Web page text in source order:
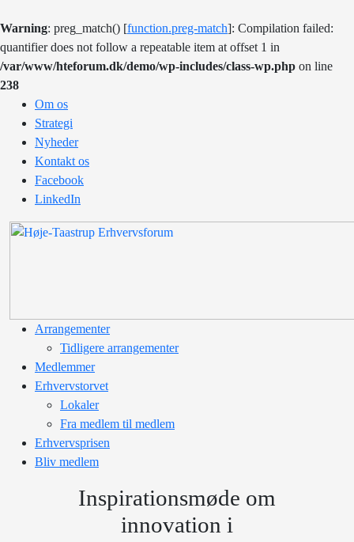
Warning: preg_match() [function.preg-match]: Compilation failed:
quantifier does not follow a repeatable item at offset 1 in
/var/www/hteforum.dk/demo/wp-includes/class-wp.php on line
238
Om os
Strategi
Nyheder
Kontakt os
Facebook
LinkedIn
Arrangementer
Tidligere arrangementer
Medlemmer
Erhvervstorvet
Lokaler
Fra medlem til medlem
Erhvervsprisen
Bliv medlem
Inspirationsmøde om
innovation i